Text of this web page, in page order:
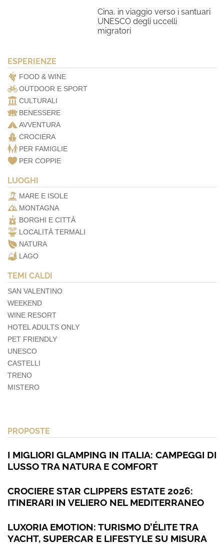
Cina, in viaggio verso i santuari
UNESCO degli uccelli
migratori
ESPERIENZE
FOOD & WINE
OUTDOOR E SPORT
CULTURALI
BENESSERE
AVVENTURA
CROCIERA
PER FAMIGLIE
PER COPPIE
LUOGHI
MARE E ISOLE
MONTAGNA
BORGHI E CITTÀ
LOCALITÀ TERMALI
NATURA
LAGO
TEMI CALDI
SAN VALENTINO
WEEKEND
WINE RESORT
HOTEL ADULTS ONLY
PET FRIENDLY
UNESCO
CASTELLI
TRENO
MISTERO
PROPOSTE
I MIGLIORI GLAMPING IN ITALIA: CAMPEGGI DI
LUSSO TRA NATURA E COMFORT
CROCIERE STAR CLIPPERS ESTATE 2026:
ITINERARI IN VELIERO NEL MEDITERRANEO
LUXORIA EMOTION: TURISMO D’ÉLITE TRA
YACHT, SUPERCAR E LIFESTYLE SU MISURA